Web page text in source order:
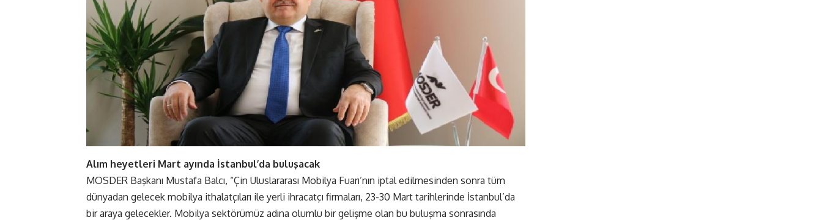
Alım heyetleri Mart ayında İstanbul’da buluşacak
MOSDER Başkanı Mustafa Balcı, “Çin Uluslararası Mobilya Fuarı’nın iptal edilmesinden sonra tüm
dünyadan gelecek mobilya ithalatçıları ile yerli ihracatçı firmaları, 23-30 Mart tarihlerinde İstanbul’da
bir araya gelecekler. Mobilya sektörümüz adına olumlu bir gelişme olan bu buluşma sonrasında